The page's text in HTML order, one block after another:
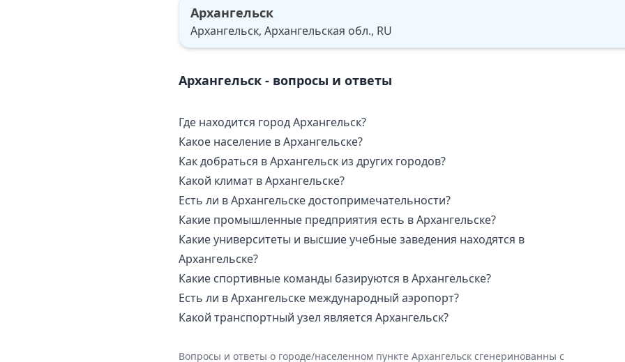
Архангельск
Архангельск, Архангельская обл., RU
Архангельск - вопросы и ответы
Где находится город Архангельск?
Какое население в Архангельске?
Как добраться в Архангельск из других городов?
Какой климат в Архангельске?
Есть ли в Архангельске достопримечательности?
Какие промышленные предприятия есть в Архангельске?
Какие университеты и высшие учебные заведения находятся в
Архангельске?
Какие спортивные команды базируются в Архангельске?
Есть ли в Архангельске международный аэропорт?
Какой транспортный узел является Архангельск?
Вопросы и ответы о городе/населенном пункте Архангельск сгенеринованны с